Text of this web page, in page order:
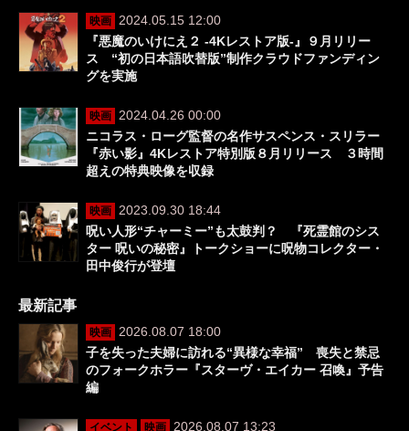
映画
2024.05.15 12:00
『悪魔のいけにえ２ ‐4Kレストア版‐』９月リリー
ス “初の日本語吹替版”制作クラウドファンディン
グを実施
映画
2024.04.26 00:00
ニコラス・ローグ監督の名作サスペンス・スリラー
『赤い影』4Kレストア特別版８月リリース ３時間
超えの特典映像を収録
映画
2023.09.30 18:44
呪い人形“チャーミー”も太鼓判？ 『死霊館のシス
ター 呪いの秘密』トークショーに呪物コレクター・
田中俊行が登壇
最新記事
映画
2026.08.07 18:00
子を失った夫婦に訪れる“異様な幸福” 喪失と禁忌
のフォークホラー『スターヴ・エイカー 召喚』予告
編
イベント 映画 2026.08.07 13:23